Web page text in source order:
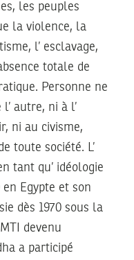
les peuples
la violence, la
l’ esclavage,
totale de
Personne ne
autre, ni à l’
ni au civisme,
toute société. L’
tant qu’ idéologie
Egypte et son
dès 1970 sous la
devenu
a participé